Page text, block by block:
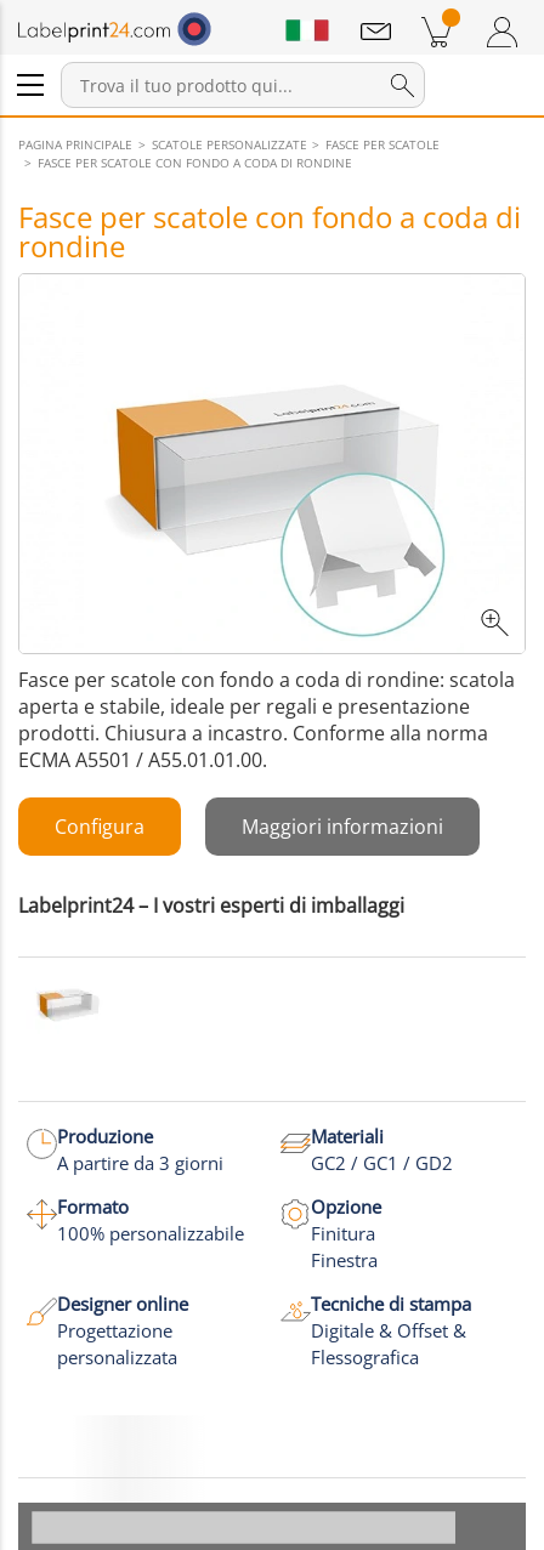
Accedi / Registrati
Prodotti nel carrello
Annunci
PAGINA PRINCIPALE SCATOLE PERSONALIZZATE
FASCE PER SCATOLE
FASCE PER SCATOLE CON FONDO A CODA DI RONDINE
Fasce per scatole con fondo a coda di
rondine
Fasce per scatole con fondo a coda di rondine: scatola
aperta e stabile, ideale per regali e presentazione
prodotti. Chiusura a incastro. Conforme alla norma
ECMA A5501 / A55.01.01.00.
Configura Maggiori informazioni
Labelprint24 – I vostri esperti di imballaggi
Produzione
A partire da 3 giorni
Materiali
GC2 / GC1 / GD2
Formato
100% personalizzabile
Opzione
Finitura
Finestra
Designer online
Progettazione
personalizzata
Tecniche di stampa
Digitale & Offset &
Flessografica